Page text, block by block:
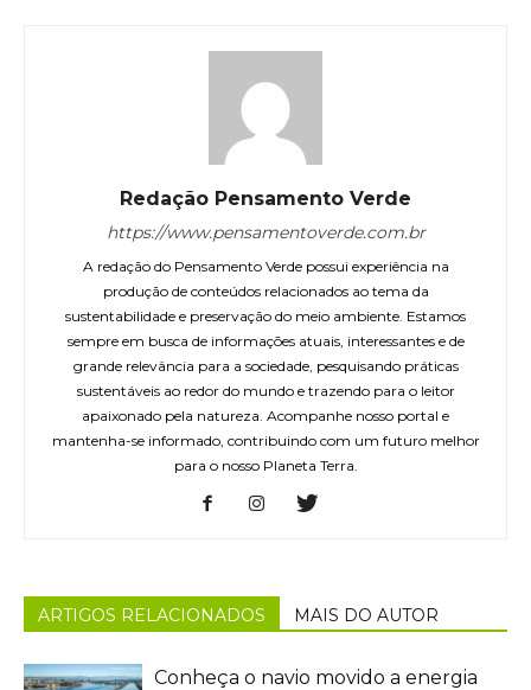
Redação Pensamento Verde
https://www.pensamentoverde.com.br
A redação do Pensamento Verde possui experiência na
produção de conteúdos relacionados ao tema da
sustentabilidade e preservação do meio ambiente. Estamos
sempre em busca de informações atuais, interessantes e de
grande relevância para a sociedade, pesquisando práticas
sustentáveis ao redor do mundo e trazendo para o leitor
apaixonado pela natureza. Acompanhe nosso portal e
mantenha-se informado, contribuindo com um futuro melhor
para o nosso Planeta Terra.
ARTIGOS RELACIONADOS MAIS DO AUTOR
Conheça o navio movido a energia